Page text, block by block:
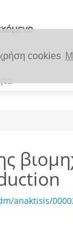
cookies
anaktisis/